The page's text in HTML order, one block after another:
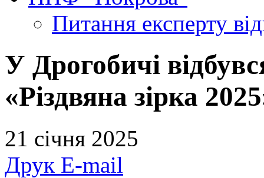
Питання експерту
У Дрогобичі
«Різдвяна зірка
21 січня 2025
Друк E-mail